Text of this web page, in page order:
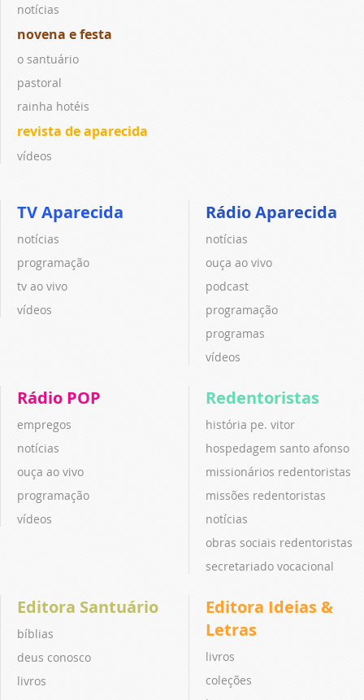
notícias
novena e festa
o santuário
pastoral
rainha hotéis
revista de aparecida
vídeos
TV Aparecida
notícias
programação
tv ao vivo
vídeos
Rádio Aparecida
notícias
ouça ao vivo
podcast
programação
programas
vídeos
Rádio POP
empregos
notícias
ouça ao vivo
programação
vídeos
Redentoristas
história pe. vitor
hospedagem santo afonso
missionários redentoristas
missões redentoristas
notícias
obras sociais redentoristas
secretariado vocacional
Editora Santuário
bíblias
deus conosco
livros
Editora Ideias &
Letras
livros
coleções